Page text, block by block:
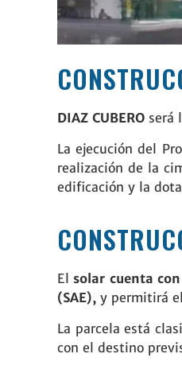
DIAZ CUBERO será
La ejecución del
realización de la
edificación y la
El solar cuenta
(SAE), y permitirá
La parcela está
con el destino